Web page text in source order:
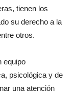
tienen los
su derecho a la
otros.
equipo
psicológica y de
una atención